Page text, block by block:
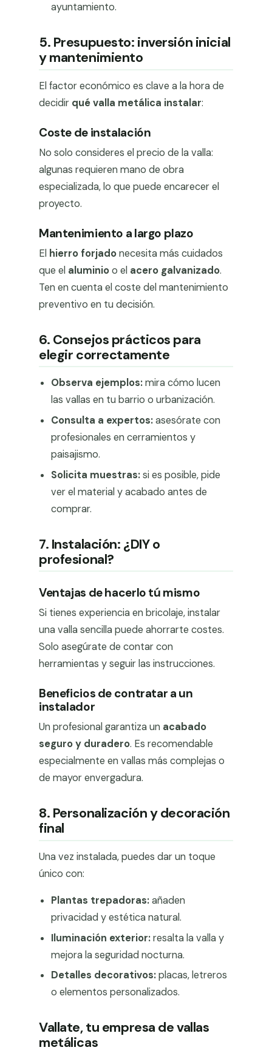
ayuntamiento.
5. Presupuesto: inversión inicial
y mantenimiento
El factor económico es clave a la hora de
decidir qué valla metálica instalar:
Coste de instalación
No solo consideres el precio de la valla:
algunas requieren mano de obra
especializada, lo que puede encarecer el
proyecto.
Mantenimiento a largo plazo
El hierro forjadonecesita más cuidados
que el aluminioo el acero galvanizado.
Ten en cuenta el coste del mantenimiento
preventivo en tu decisión.
6. Consejos prácticos para
elegir correctamente
Observa ejemplos:mira cómo lucen
las vallas en tu barrio o urbanización.
Consulta a expertos:asesórate con
profesionales en cerramientos y
paisajismo.
Solicita muestras:si es posible, pide
ver el material y acabado antes de
comprar.
7. Instalación: ¿DIY o
profesional?
Ventajas de hacerlo tú mismo
Si tienes experiencia en bricolaje, instalar
una valla sencilla puede ahorrarte costes.
Solo asegúrate de contar con
herramientas y seguir las instrucciones.
Beneficios de contratar a un
instalador
Un profesional garantiza un acabado
seguro y duradero. Es recomendable
especialmente en vallas más complejas o
de mayor envergadura.
8. Personalización y decoración
final
Una vez instalada, puedes dar un toque
único con:
Plantas trepadoras:añaden
privacidad y estética natural.
Iluminación exterior:resalta la valla y
mejora la seguridad nocturna.
Detalles decorativos:placas, letreros
o elementos personalizados.
Vallate, tu empresa de vallas
metálicas